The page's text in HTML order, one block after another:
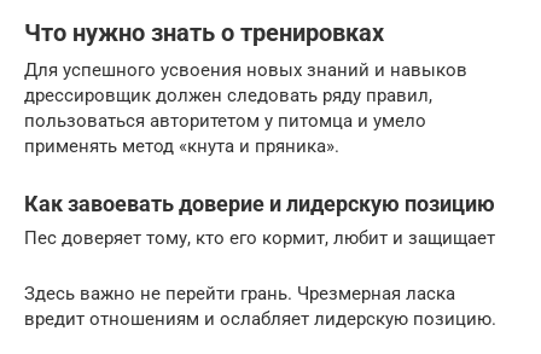
Что нужно знать о тренировках
Для успешного усвоения новых знаний и навыков
дрессировщик должен следовать ряду правил,
пользоваться авторитетом у питомца и умело
применять метод «кнута и пряника».
Как завоевать доверие и лидерскую позицию
Пес доверяет тому, кто его кормит, любит и защищает
Здесь важно не перейти грань. Чрезмерная ласка
вредит отношениям и ослабляет лидерскую позицию.